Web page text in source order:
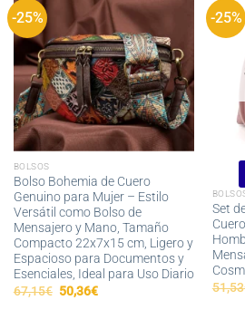
-25%
BOLSOS
Bolso Bohemia de Cuero
Genuino para Mujer – Estilo
Versátil como Bolso de
Mensajero y Mano, Tamaño
Compacto 22x7x15 cm, Ligero y
Espacioso para Documentos y
Esenciales, Ideal para Uso Diario
67,15€ El
precio
50,36€El
-25%
Set
51,53